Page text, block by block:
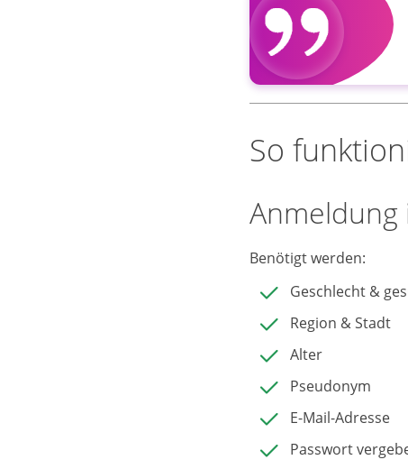
So
Benötigt werden:
Geschlecht &
Region & Stadt
Alter
Pseudonym
E-Mail-Adresse
Passwort